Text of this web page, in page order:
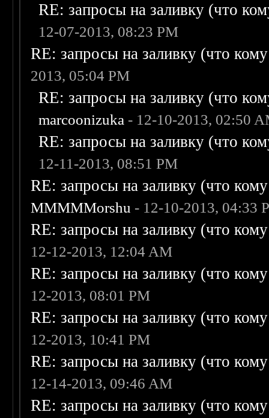
RE: запросы на заливку (что
12-07-2013, 08:23 PM
RE: запросы на заливку (что
2013, 05:04 PM
RE: запросы на заливку (что
marcoonizuka - 12-10-2013, 02:50
RE: запросы на заливку (что
12-11-2013, 08:51 PM
RE: запросы на заливку (что
MMMMMorshu - 12-10-2013, 04:33
RE: запросы на заливку (что
12-12-2013, 12:04 AM
RE: запросы на заливку (что
12-2013, 08:01 PM
RE: запросы на заливку (что
12-2013, 10:41 PM
RE: запросы на заливку (что
12-14-2013, 09:46 AM
RE: запросы на заливку (что